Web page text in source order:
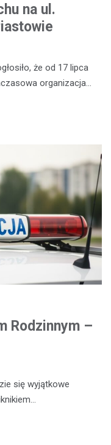
na ul.
że od 17 lipca
organizacja…
Rodzinnym –
się wyjątkowe